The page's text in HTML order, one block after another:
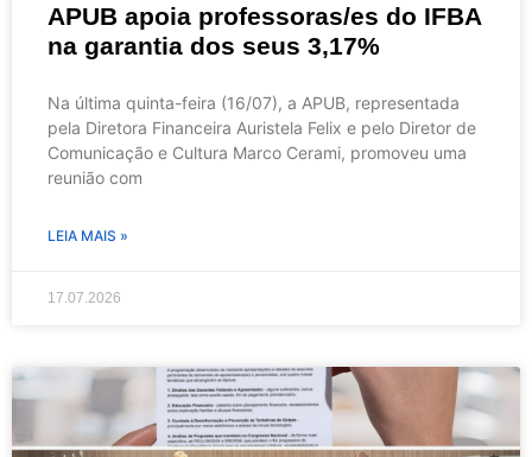
APUB apoia professoras/es do IFBA
na garantia dos seus 3,17%
Na última quinta-feira (16/07), a APUB, representada
pela Diretora Financeira Auristela Felix e pelo Diretor de
Comunicação e Cultura Marco Cerami, promoveu uma
reunião com
LEIA MAIS »
17.07.2026